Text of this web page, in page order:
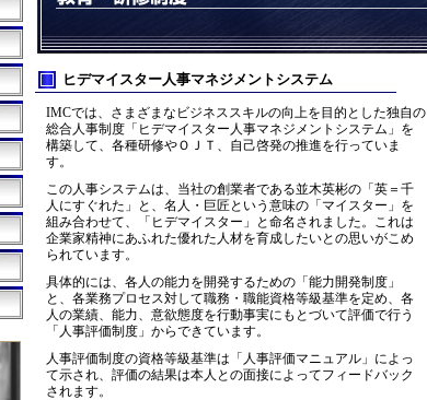
ヒデマイスター人事マネジメントシステム
IMCでは、さまざまなビジネススキルの向上を目的とした独自の
総合人事制度「ヒデマイスター人事マネジメントシステム」を
構築して、各種研修やＯＪＴ、自己啓発の推進を行っていま
す。
この人事システムは、当社の創業者である並木英彬の「英＝千
人にすぐれた」と、名人・巨匠という意味の「マイスター」を
組み合わせて、「ヒデマイスター」と命名されました。これは
企業家精神にあふれた優れた人材を育成したいとの思いがこめ
られています。
具体的には、各人の能力を開発するための「能力開発制度」
と、各業務プロセス対して職務・職能資格等級基準を定め、各
人の業績、能力、意欲態度を行動事実にもとづいて評価で行う
「人事評価制度」からできています。
人事評価制度の資格等級基準は「人事評価マニュアル」によっ
て示され、評価の結果は本人との面接によってフィードバック
されます。